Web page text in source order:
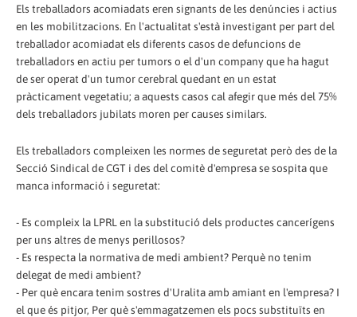
Els treballadors acomiadats eren signants de les denúncies i actius
en les mobilitzacions. En l'actualitat s'està investigant per part del
treballador acomiadat els diferents casos de defuncions de
treballadors en actiu per tumors o el d'un company que ha hagut
de ser operat d'un tumor cerebral quedant en un estat
pràcticament vegetatiu; a aquests casos cal afegir que més del 75%
dels treballadors jubilats moren per causes similars.
Els treballadors compleixen les normes de seguretat però des de la
Secció Sindical de CGT i des del comitè d'empresa se sospita que
manca informació i seguretat:
- Es compleix la LPRL en la substitució dels productes cancerígens
per uns altres de menys perillosos?
- Es respecta la normativa de medi ambient? Perquè no tenim
delegat de medi ambient?
- Per què encara tenim sostres d'Uralita amb amiant en l'empresa? I
el que és pitjor, Per què s'emmagatzemen els pocs substituïts en